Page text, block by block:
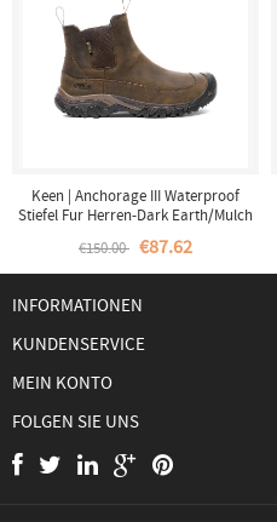
Keen | Anchorage III Waterproof
Stiefel Fur Herren-Dark Earth/Mulch
€150.00 €87.62
INFORMATIONEN
KUNDENSERVICE
MEIN KONTO
FOLGEN SIE UNS